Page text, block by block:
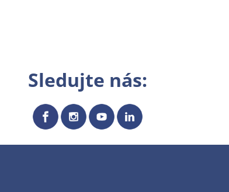
Sledujte nás: